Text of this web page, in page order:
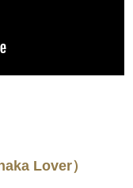
Lover）